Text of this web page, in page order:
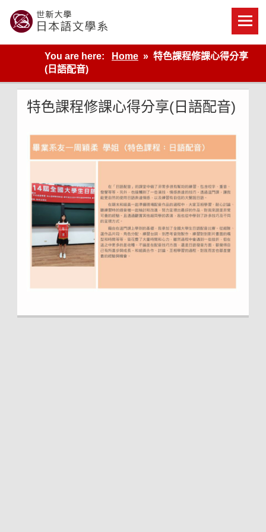
content
世新大學教學單位的網站
You are here:
Home
特色課程修課心得分享
(日語配音)
特色課程修課心得分享(日語配音)